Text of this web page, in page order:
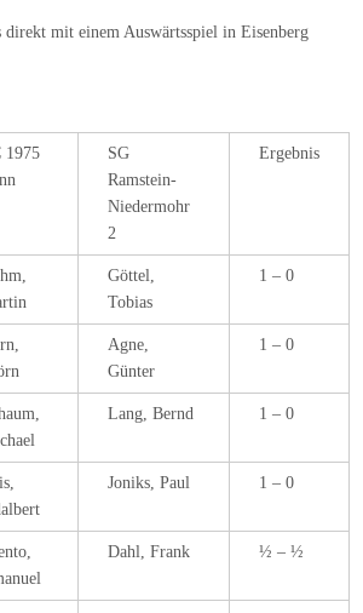
direkt mit einem Auswärtsspiel in Eisenberg
1975
SG
Ramstein-
Niedermohr
2
Ergebnis
Göttel,
Tobias
1 – 0
Agne,
Günter
1 – 0
Lang, Bernd 1 – 0
Joniks, Paul 1 – 0
Dahl, Frank ½ – ½